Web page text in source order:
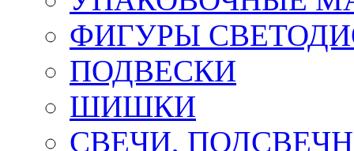
ФИГУРЫ
ПОДВЕСКИ
ШИШКИ
СВЕЧИ,